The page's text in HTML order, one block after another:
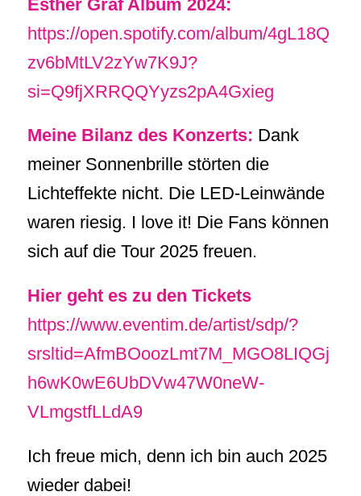
Esther Graf Album 2024:
https://open.spotify.com/album/4gL18Q
zv6bMtLV2zYw7K9J?
si=Q9fjXRRQQYyzs2pA4Gxieg
Meine Bilanz des Konzerts: Dank
meiner Sonnenbrille störten die
Lichteffekte nicht. Die LED-Leinwände
waren riesig. I love it! Die Fans können
sich auf die Tour 2025 freuen.
Hier geht es zu den Tickets
https://www.eventim.de/artist/sdp/?
srsltid=AfmBOoozLmt7M_MGO8LIQGj
h6wK0wE6UbDVw47W0neW-
VLmgstfLLdA9
Ich freue mich, denn ich bin auch 2025
wieder dabei!